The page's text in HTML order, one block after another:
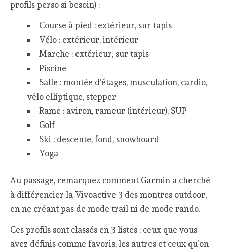
profils perso si besoin) :
Course à pied : extérieur, sur tapis
Vélo : extérieur, intérieur
Marche : extérieur, sur tapis
Piscine
Salle : montée d’étages, musculation, cardio,
vélo elliptique, stepper
Rame : aviron, rameur (intérieur), SUP
Golf
Ski : descente, fond, snowboard
Yoga
Au passage, remarquez comment Garmin a cherché
à différencier la Vivoactive 3 des montres outdoor,
en ne créant pas de mode trail ni de mode rando.
Ces profils sont classés en 3 listes : ceux que vous
avez définis comme favoris, les autres et ceux qu’on